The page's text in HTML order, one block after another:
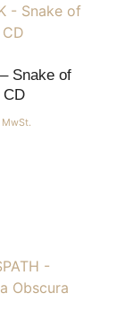
Snake of
CD